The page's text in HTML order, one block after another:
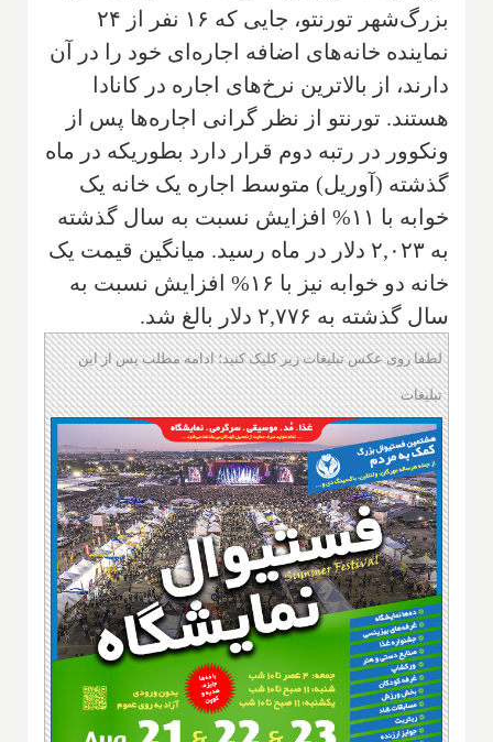
بزرگ‌شهر تورنتو، جایی که ۱۶ نفر از ۲۴
نماینده خانه‌های اضافه اجاره‌ای خود را در آن
دارند، از بالاترین نرخ‌های اجاره در کانادا
هستند. تورنتو از نظر گرانی اجاره‌ها پس از
ونکوور در رتبه دوم قرار دارد بطوریکه در ماه
گذشته (آوریل) متوسط اجاره یک خانه یک
خوابه با ۱۱% افزایش نسبت به سال گذشته
به ۲,۰۲۳ دلار در ماه رسید. میانگین قیمت یک
خانه دو خوابه نیز با ۱۶% افزایش نسبت به
سال گذشته به ۲,۷۷۶ دلار بالغ شد.
لطفا روی عکس تبلیغات زیر کلیک کنید؛ ادامه مطلب پس از این
تبلیغات